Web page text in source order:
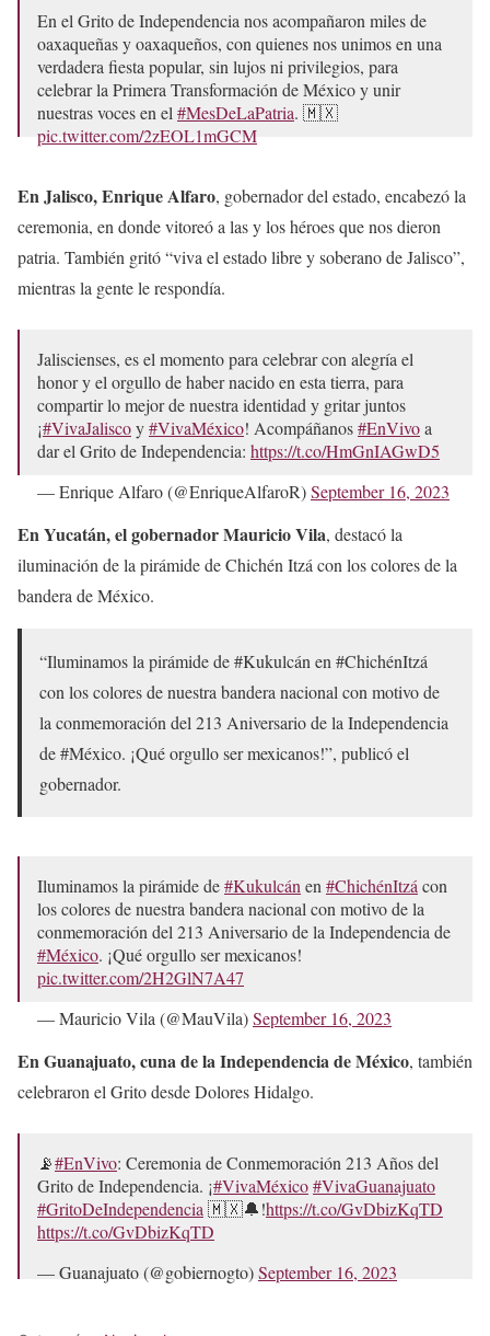
En el Grito de Independencia nos acompañaron miles de
oaxaqueñas y oaxaqueños, con quienes nos unimos en una
verdadera fiesta popular, sin lujos ni privilegios, para
celebrar la Primera Transformación de México y unir
nuestras voces en el #MesDeLaPatria. 🇲🇽
pic.twitter.com/2zEOL1mGCM
En Jalisco, Enrique Alfaro, gobernador del estado, encabezó la
ceremonia, en donde vitoreó a las y los héroes que nos dieron
patria. También gritó “viva el estado libre y soberano de Jalisco”,
mientras la gente le respondía.
Jaliscienses, es el momento para celebrar con alegría el
honor y el orgullo de haber nacido en esta tierra, para
compartir lo mejor de nuestra identidad y gritar juntos
¡#VivaJaliscoy#VivaMéxico! Acompáñanos#EnVivoa
dar el Grito de Independencia: https://t.co/HmGnIAGwD5
— Enrique Alfaro (@EnriqueAlfaroR)September 16, 2023
En Yucatán, el gobernador Mauricio Vila, destacó la
iluminación de la pirámide de Chichén Itzá con los colores de la
bandera de México.
“Iluminamos la pirámide de #Kukulcán en #ChichénItzá
con los colores de nuestra bandera nacional con motivo de
la conmemoración del 213 Aniversario de la Independencia
de #México. ¡Qué orgullo ser mexicanos!”, publicó el
gobernador.
Iluminamos la pirámide de#Kukulcán en #ChichénItzá con
los colores de nuestra bandera nacional con motivo de la
conmemoración del 213 Aniversario de la Independencia de
#México. ¡Qué orgullo ser mexicanos!
pic.twitter.com/2H2GlN7A47
— Mauricio Vila (@MauVila)September 16, 2023
En Guanajuato, cuna de la Independencia de México, también
celebraron el Grito desde Dolores Hidalgo.
📡#EnVivo: Ceremonia de Conmemoración 213 Años del
Grito de Independencia. ¡#VivaMéxico#VivaGuanajuato
#GritoDeIndependencia 🇲🇽🔔!https://t.co/GvDbizKqTD
https://t.co/GvDbizKqTD
— Guanajuato (@gobiernogto)September 16, 2023